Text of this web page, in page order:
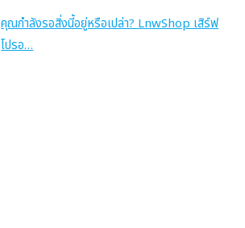
คุณกำลังรอสิ่งนี้อยู่หรือเปล่า? LnwShop เสิร์ฟ
โปรอ…